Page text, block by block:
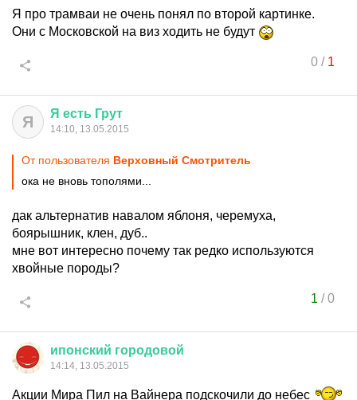
Я про трамваи не очень понял по второй картинке.
Они с Московской на виз ходить не будут
0/ 1
Я Я есть Грут
14:10, 13.05.2015
От пользователя Верховный Смотритель
ока не вновь тополями...
дак альтернатив навалом яблоня, черемуха,
боярышник, клен, дуб..
мне вот интересно почему так редко используются
хвойные породы?
1 /0
ипонский городовой
14:14, 13.05.2015
Акции Мира Пил на Вайнера подскочили до небес